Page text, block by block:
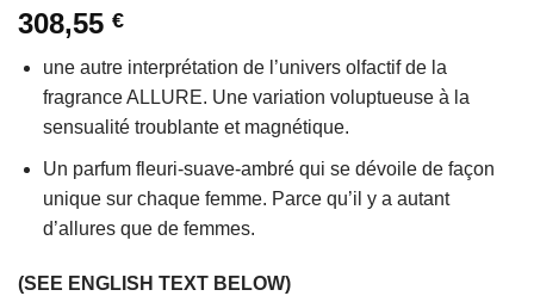
5
308,55 €
une autre interprétation de l’univers olfactif de la
fragrance ALLURE. Une variation voluptueuse à la
sensualité troublante et magnétique.
Un parfum fleuri-suave-ambré qui se dévoile de façon
unique sur chaque femme. Parce qu’il y a autant
d’allures que de femmes.
(SEE ENGLISH TEXT BELOW)